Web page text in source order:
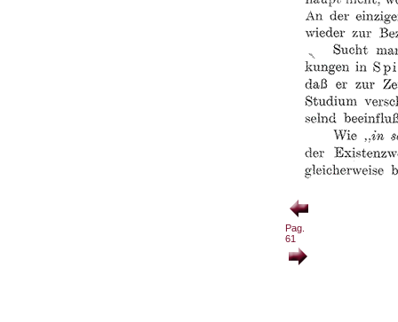
Pag.
61